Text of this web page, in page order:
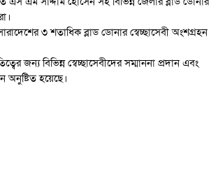
৩ শতাধিক ব্লাড ডোনার স্বেচ্ছাসেবী অংশগ্রহন
জন্য বিভিন্ন স্বেচ্ছাসেবীদের সম্মাননা প্রদান এবং
অনুষ্টিত হয়েছে।